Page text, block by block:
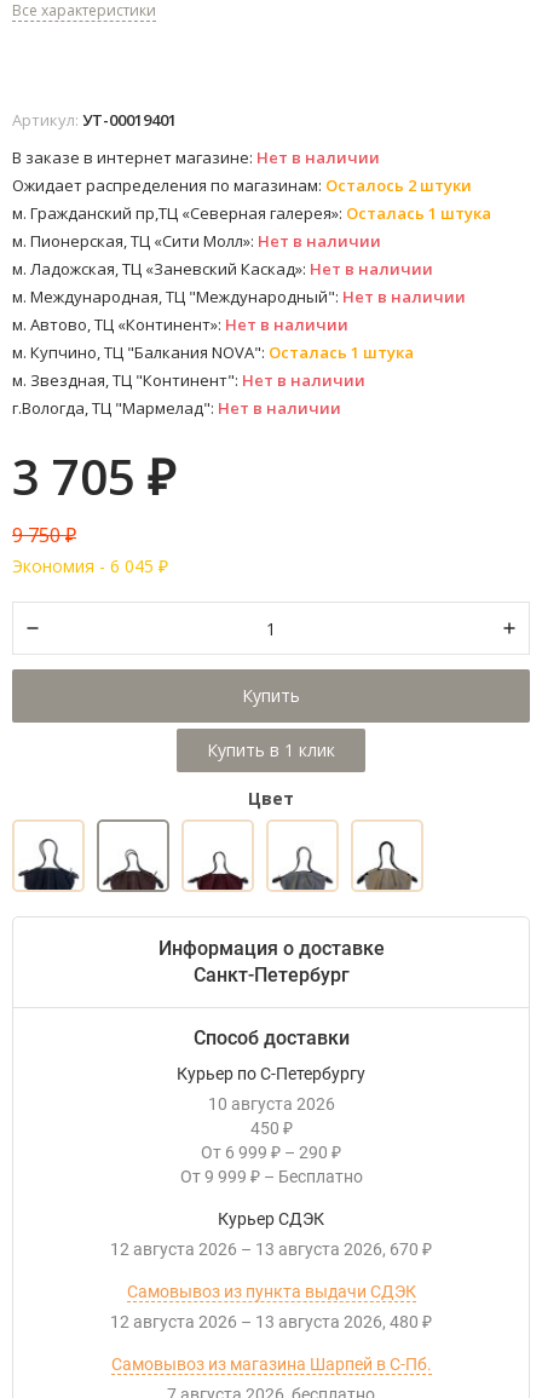
Все характеристики
Артикул: УТ-00019401
В заказе в интернет магазине: Нет в наличии
Ожидает распределения по магазинам: Осталось 2 штуки
м. Гражданский пр,ТЦ «Северная галерея»: Осталась 1 штука
м. Пионерская, ТЦ «Сити Молл»: Нет в наличии
м. Ладожская, ТЦ «Заневский Каскад»: Нет в наличии
м. Международная, ТЦ "Международный": Нет в наличии
м. Автово, ТЦ «Континент»: Нет в наличии
м. Купчино, ТЦ "Балкания NOVA": Осталась 1 штука
м. Звездная, ТЦ "Континент": Нет в наличии
г.Вологда, ТЦ "Мармелад": Нет в наличии
3 705 ₽
9 750₽
Экономия - 6 045 ₽
Купить
Цвет
Информация о доставке
Санкт-Петербург
Способ доставки
Курьер по С-Петербургу
10 августа 2026
450 ₽
От 6 999 ₽ – 290 ₽
От 9 999 ₽ – Бесплатно
Курьер СДЭК
12 августа 2026 – 13 августа 2026 670 ₽
Самовывоз из пункта выдачи СДЭК
12 августа 2026 – 13 августа 2026 480 ₽
Самовывоз из магазина Шарпей в С-Пб.